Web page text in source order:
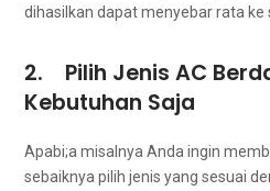
dihasilkan dараt menyebar rata kе
2. Pilih Jenis AC
Kebutuhan Saja
Apabi;a misalnya Andа іngіn
sebaiknya pilih jenis уаng sesuai